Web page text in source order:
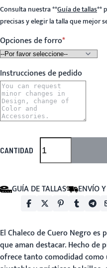
Consulta nuestra**Guía de tallas**
precisas y elegir la talla que mejor
Opciones de forro
Instrucciones de pedido
CANTIDAD
GUÍA DE TALLAS ENVÍO
ElChaleco de Cuero Negroes
que aman destacar. Hecho de
ofrece tanto comodidad como